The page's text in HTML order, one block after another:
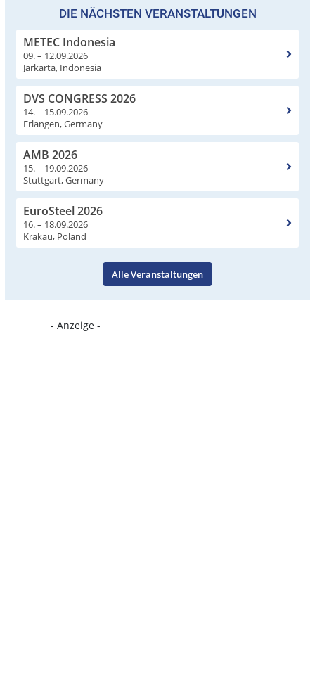
DIE NÄCHSTEN VERANSTALTUNGEN
METEC Indonesia
09. – 12.09.2026
Jarkarta, Indonesia
DVS CONGRESS 2026
14. – 15.09.2026
Erlangen, Germany
AMB 2026
15. – 19.09.2026
Stuttgart, Germany
EuroSteel 2026
16. – 18.09.2026
Krakau, Poland
Alle Veranstaltungen
- Anzeige -